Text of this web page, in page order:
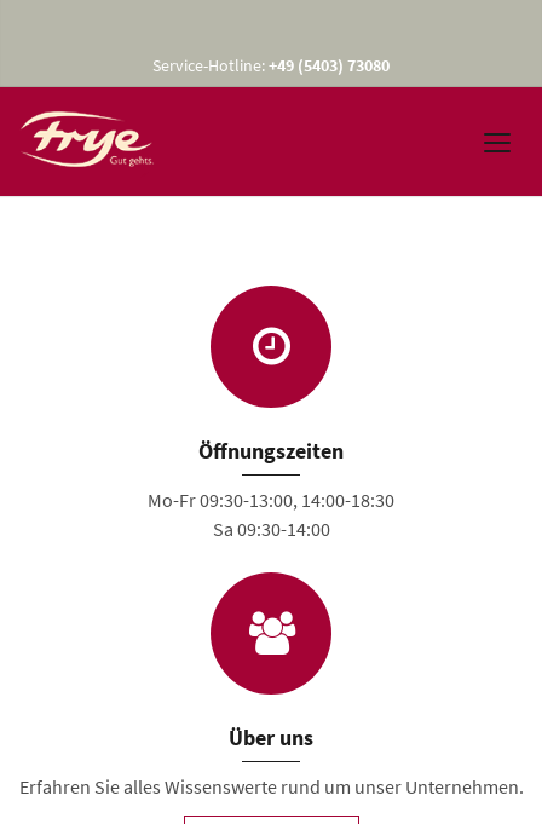
Service-Hotline:+49 (5403) 73080
Öffnungszeiten
Mo-Fr 09:30-13:00, 14:00-18:30
Sa 09:30-14:00
Über uns
Erfahren Sie alles Wissenswerte rund um unser Unternehmen.